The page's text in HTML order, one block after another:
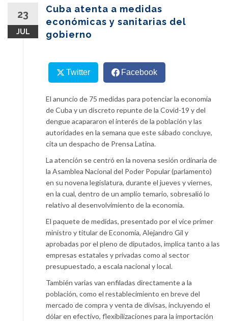
23
JUL
Cuba atenta a medidas
económicas y sanitarias del
gobierno
Twitter Facebook
El anuncio de 75 medidas para potenciar la economía
de Cuba y un discreto repunte de la Covid-19 y del
dengue acapararon el interés de la población y las
autoridades en la semana que este sábado concluye,
cita un despacho de Prensa Latina.
La atención se centró en la novena sesión ordinaria de
la Asamblea Nacional del Poder Popular (parlamento)
en su novena legislatura, durante el jueves y viernes,
en la cual, dentro de un amplio temario, sobresalió lo
relativo al desenvolvimiento de la economía.
El paquete de medidas, presentado por el vice primer
ministro y titular de Economía, Alejandro Gil y
aprobadas por el pleno de diputados, implica tanto a las
empresas estatales y privadas como al sector
presupuestado, a escala nacional y local.
También varias van enfiladas directamente a la
población, como el restablecimiento en breve del
mercado de compra y venta de divisas, incluyendo el
dólar en efectivo, flexibilizaciones para la importación